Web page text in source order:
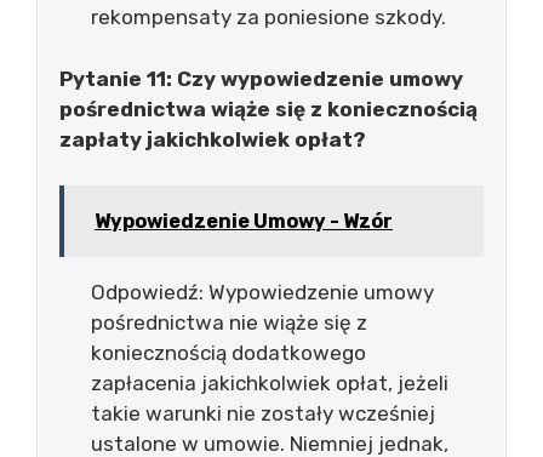
rekompensaty za poniesione szkody.
Pytanie 11: Czy wypowiedzenie umowy
pośrednictwa wiąże się z koniecznością
zapłaty jakichkolwiek opłat?
Wypowiedzenie Umowy - Wzór
Odpowiedź: Wypowiedzenie umowy
pośrednictwa nie wiąże się z
koniecznością dodatkowego
zapłacenia jakichkolwiek opłat, jeżeli
takie warunki nie zostały wcześniej
ustalone w umowie. Niemniej jednak,